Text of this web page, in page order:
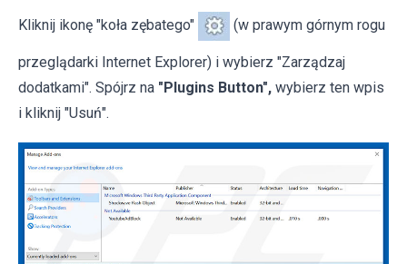
Kliknij ikonę "koła zębatego" (w prawym górnym rogu
przeglądarki Internet Explorer) i wybierz "Zarządzaj
dodatkami". Spójrz na "Plugins Button", wybierz ten wpis
i kliknij "Usuń".